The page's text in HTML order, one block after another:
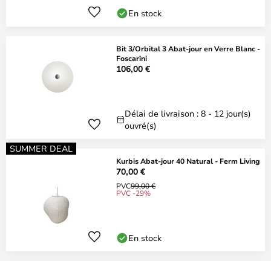
En stock
Bit 3/Orbital 3 Abat-jour en Verre Blanc -
Foscarini
106,00 €
Délai de livraison : 8 - 12 jour(s)
ouvré(s)
SUMMER DEAL
Kurbis Abat-jour 40 Natural - Ferm Living
70,00 €
PVC99,00 €
PVC -29%
En stock